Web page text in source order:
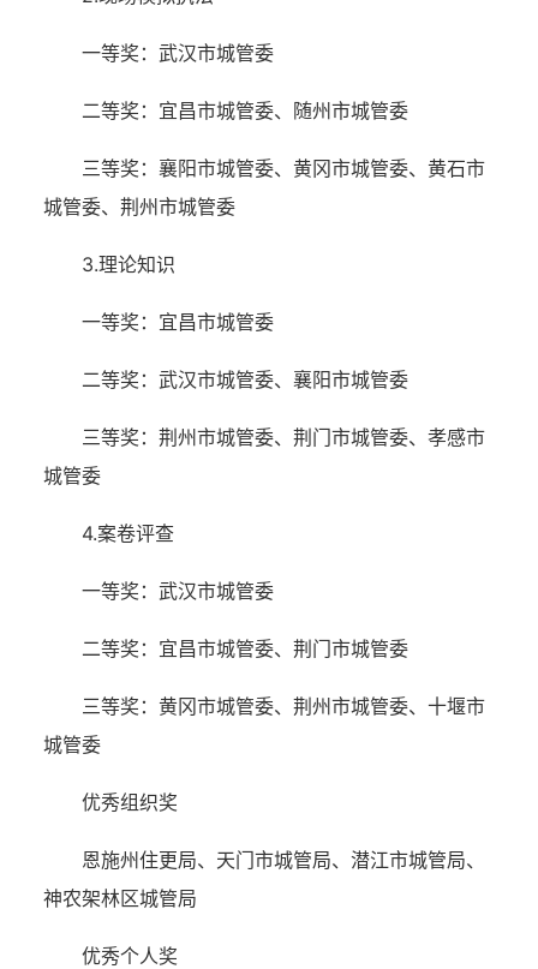
一等奖：武汉市城管委
二等奖：宜昌市城管委、随州市城管委
三等奖：襄阳市城管委、黄冈市城管委、黄石市
城管委、荆州市城管委
3.理论知识
一等奖：宜昌市城管委
二等奖：武汉市城管委、襄阳市城管委
三等奖：荆州市城管委、荆门市城管委、孝感市
城管委
4.案卷评查
一等奖：武汉市城管委
二等奖：宜昌市城管委、荆门市城管委
三等奖：黄冈市城管委、荆州市城管委、十堰市
城管委
优秀组织奖
恩施州住更局、天门市城管局、潜江市城管局、
神农架林区城管局
优秀个人奖